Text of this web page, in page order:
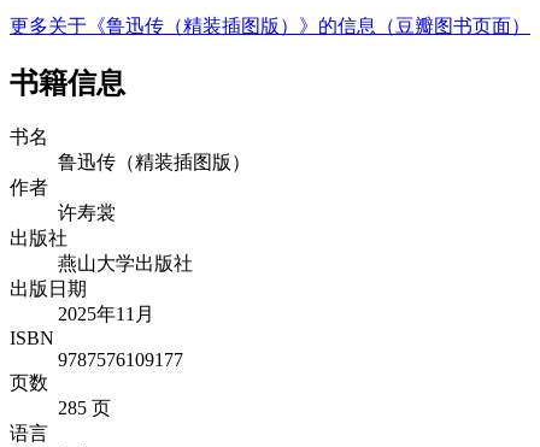
更多关于《鲁迅传（精装插图版）》的信息（豆瓣图书页面）
书籍信息
书名
鲁迅传（精装插图版）
作者
许寿裳
出版社
燕⼭⼤学出版社
出版日期
2025年11月
ISBN
9787576109177
页数
285 页
语言